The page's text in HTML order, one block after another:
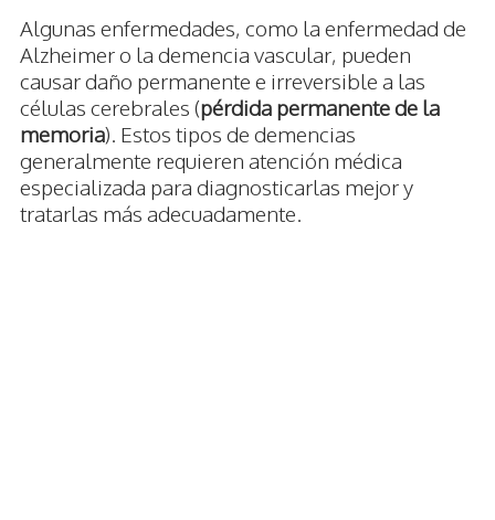
Algunas enfermedades, como la enfermedad de
Alzheimer o la demencia vascular, pueden
causar daño permanente e irreversible a las
células cerebrales (pérdida permanente de la
memoria). Estos tipos de demencias
generalmente requieren atención médica
especializada para diagnosticarlas mejor y
tratarlas más adecuadamente.